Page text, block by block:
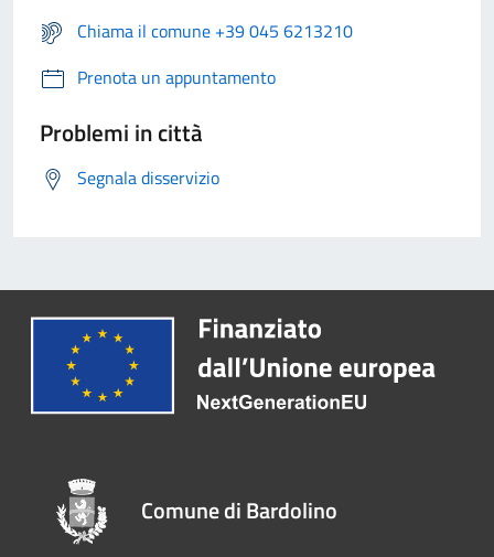
Chiama il comune +39 045 6213210
Prenota un appuntamento
Problemi in città
Segnala disservizio
Comune di Bardolino